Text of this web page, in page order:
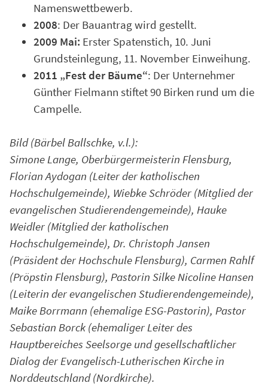
Namenswettbewerb.
2008: Der Bauantrag wird gestellt.
2009 Mai: Erster Spatenstich, 10. Juni
Grundsteinlegung, 11. November Einweihung.
2011 „Fest der Bäume“: Der Unternehmer
Günther Fielmann stiftet 90 Birken rund um die
Campelle.
Bild (Bärbel Ballschke, v.l.):
Simone Lange, Oberbürgermeisterin Flensburg,
Florian Aydogan (Leiter der katholischen
Hochschulgemeinde), Wiebke Schröder (Mitglied der
evangelischen Studierendengemeinde), Hauke
Weidler (Mitglied der katholischen
Hochschulgemeinde), Dr. Christoph Jansen
(Präsident der Hochschule Flensburg), Carmen Rahlf
(Pröpstin Flensburg), Pastorin Silke Nicoline Hansen
(Leiterin der evangelischen Studierendengemeinde),
Maike Borrmann (ehemalige ESG-Pastorin), Pastor
Sebastian Borck (ehemaliger Leiter des
Hauptbereiches Seelsorge und gesellschaftlicher
Dialog der Evangelisch-Lutherischen Kirche in
Norddeutschland (Nordkirche).